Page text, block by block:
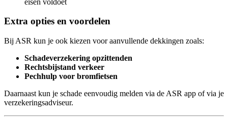
Extra opties en voordelen
Bij ASR kun je ook kiezen voor aanvullende dekkingen zoals:
Schadeverzekering opzittenden
Rechtsbijstand verkeer
Pechhulp voor bromfietsen
Daarnaast kun je schade eenvoudig melden via de ASR app of via je
verzekeringsadviseur.